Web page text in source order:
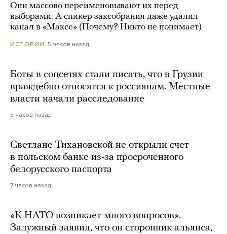
Они массово переименовывают их перед
выборами. А спикер заксобрания даже удалил
канал в «Максе» (Почему? Никто не понимает)
ИСТОРИИ 5 часов назад
Боты в соцсетях стали писать, что в Грузии
враждебно относятся к россиянам. Местные
власти начали расследование
5 часов назад
Светлане Тихановской не открыли счет
в польском банке из-за просроченного
белорусского паспорта
7 часов назад
«К НАТО возникает много вопросов».
Залужный заявил, что он сторонник альянса,